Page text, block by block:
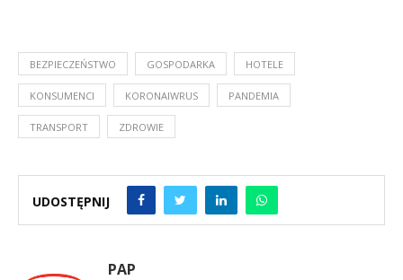
BEZPIECZEŃSTWO GOSPODARKA HOTELE
KONSUMENCI KORONAIWRUS PANDEMIA
TRANSPORT ZDROWIE
UDOSTĘPNIJ
PAP